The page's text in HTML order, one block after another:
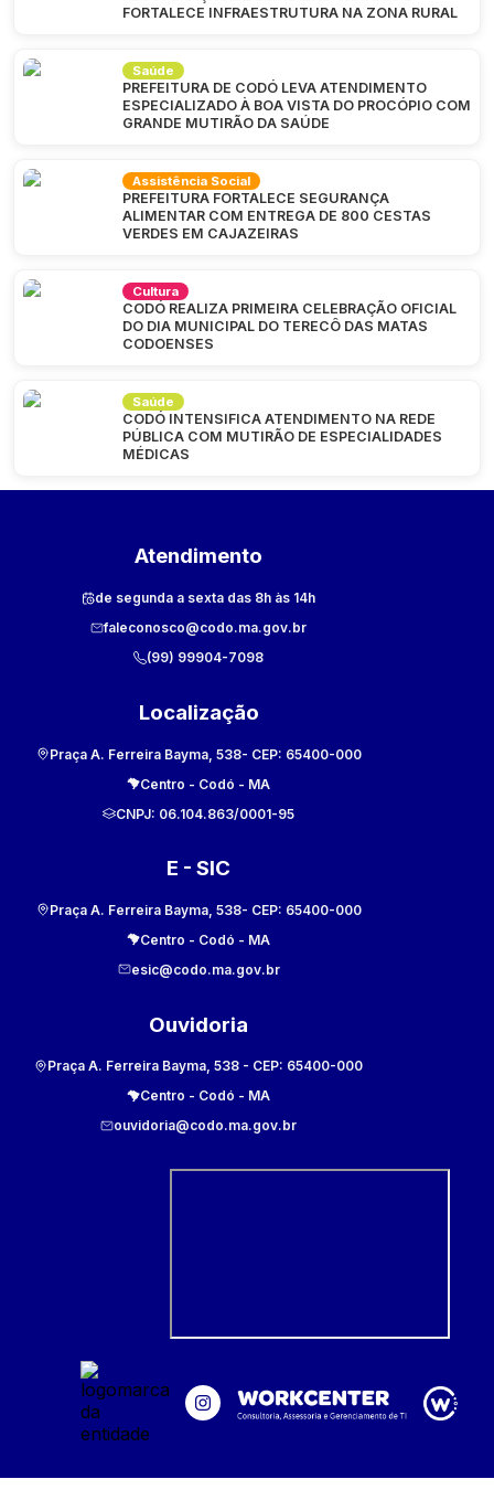
FORTALECE INFRAESTRUTURA NA ZONA RURAL
Saúde
PREFEITURA DE CODÓ LEVA ATENDIMENTO
ESPECIALIZADO À BOA VISTA DO PROCÓPIO COM
GRANDE MUTIRÃO DA SAÚDE
Assistência Social
PREFEITURA FORTALECE SEGURANÇA
ALIMENTAR COM ENTREGA DE 800 CESTAS
VERDES EM CAJAZEIRAS
Cultura
CODÓ REALIZA PRIMEIRA CELEBRAÇÃO OFICIAL
DO DIA MUNICIPAL DO TERECÔ DAS MATAS
CODOENSES
Saúde
CODÓ INTENSIFICA ATENDIMENTO NA REDE
PÚBLICA COM MUTIRÃO DE ESPECIALIDADES
MÉDICAS
Atendimento
de segunda a sexta das 8h às 14h
faleconosco@codo.ma.gov.br
(99) 99904-7098
Localização
Praça A. Ferreira Bayma, 538- CEP: 65400-000
Centro - Codó - MA
CNPJ: 06.104.863/0001-95
E - SIC
Praça A. Ferreira Bayma, 538- CEP: 65400-000
Centro - Codó - MA
esic@codo.ma.gov.br
Ouvidoria
Praça A. Ferreira Bayma, 538 - CEP: 65400-000
Centro - Codó - MA
ouvidoria@codo.ma.gov.br